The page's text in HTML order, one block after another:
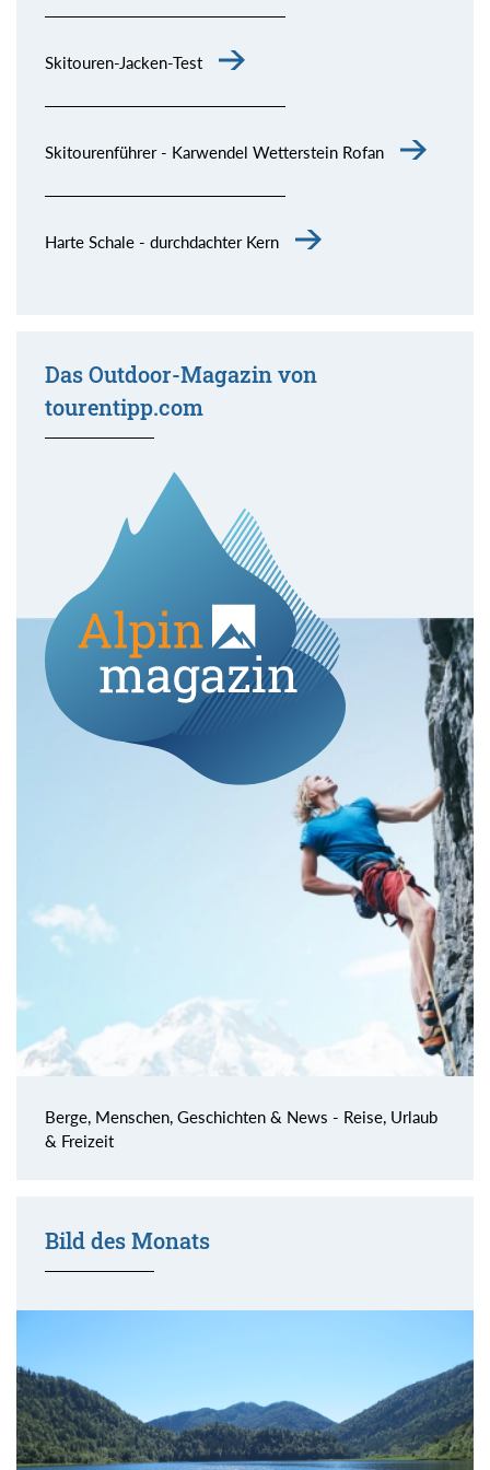
Skitouren-Jacken-Test
Skitourenführer - Karwendel Wetterstein Rofan
Harte Schale - durchdachter Kern
Das Outdoor-Magazin von
tourentipp.com
Berge, Menschen, Geschichten & News - Reise, Urlaub
& Freizeit
Bild des Monats